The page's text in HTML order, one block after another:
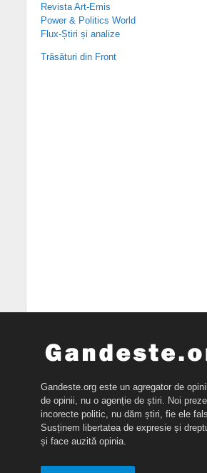
Revista Art-Emis
Power & Politics World
Flux-Știri și analize
Trăsături din Front
Gandeste.org este un agregator de
de opinii, nu o agenție de știri. Noi
incorecte politic, nu dăm știri, fie ele
Susținem libertatea de expresie și
și face auzită opinia.